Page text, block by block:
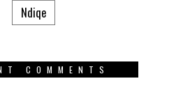
Ndiqe
COMMENTS